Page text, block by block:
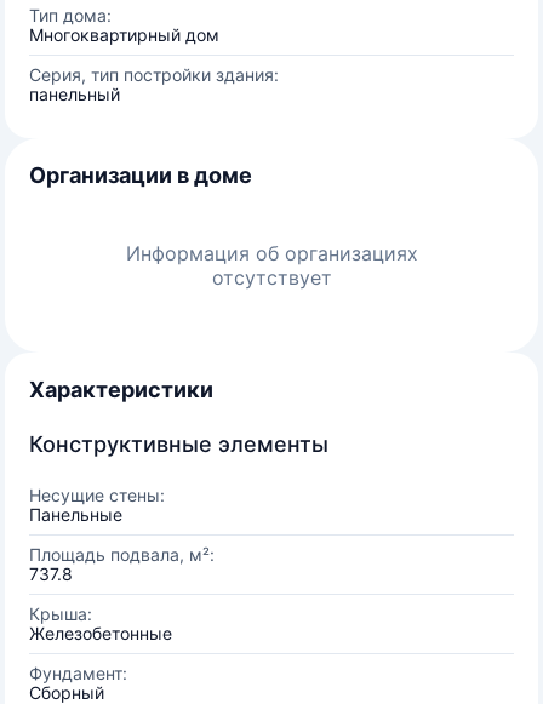
Тип дома:
Многоквартирный дом
Серия, тип постройки здания:
панельный
Организации в доме
Информация об организациях
отсутствует
Характеристики
Конструктивные элементы
Несущие стены:
Панельные
Площадь подвала, м²:
737.8
Крыша:
Железобетонные
Фундамент:
Сборный